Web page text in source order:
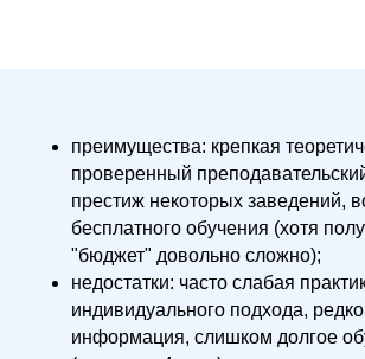
преимущества: крепкая
проверенный
престиж некоторых заведений,
бесплатного обучения (хотя
"бюджет" довольно сложно);
недостатки: часто слабая
индивидуального подхода,
информация, слишком долгое